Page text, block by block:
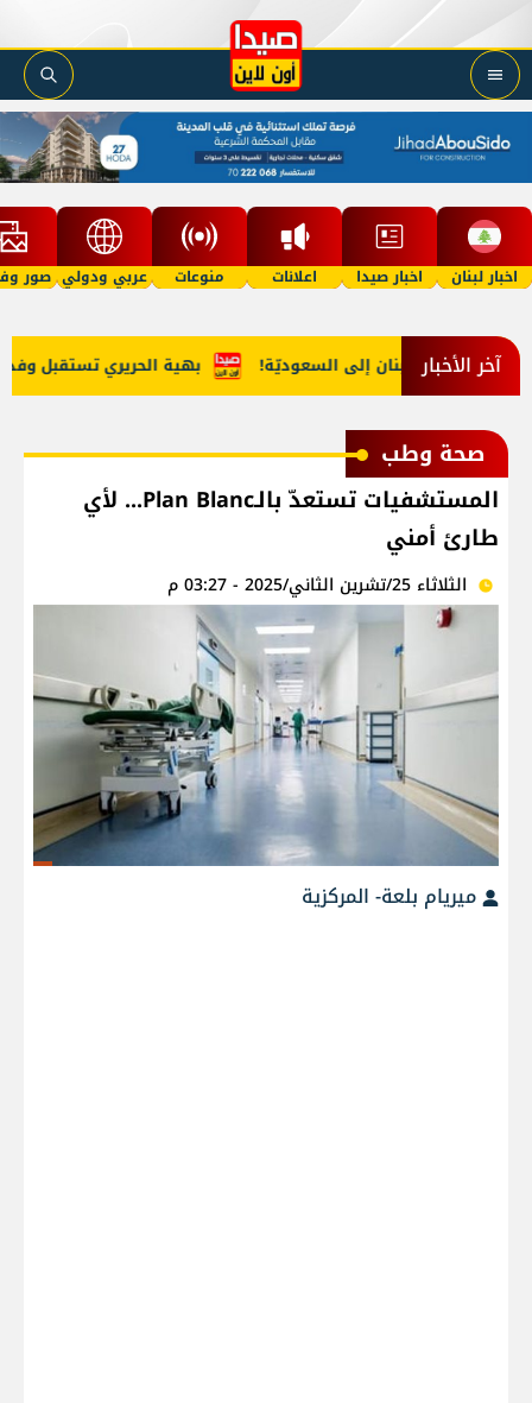
اخبار لبنان اخبار صيدا اعلانات منوعات عربي ودولي صور
آخر الأخبار بهية الحريري تستقبل وفداً من لبنان إلى السعوديّة!
صحة وطب
المستشفيات تستعدّ بالـPlan Blanc... لأي
طارئ أمني
الثلاثاء 25/تشرين الثاني/2025 - 03:27 م
ميريام بلعة- المركزية